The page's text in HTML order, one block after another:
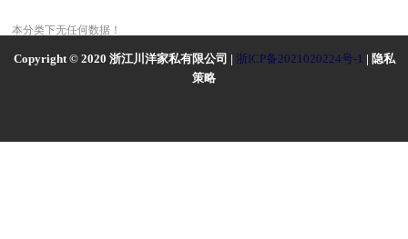
本分类下无任何数据！
Copyright © 2020 浙江川洋家私有限公司 | 浙ICP备2021020224号-1 | 隐私
策略